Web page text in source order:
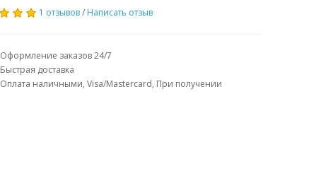
1 отзывов/ Написать отзыв
Оформление заказов 24/7
Быстрая доставка
Оплата наличными, Visa/Mastercard, При получении